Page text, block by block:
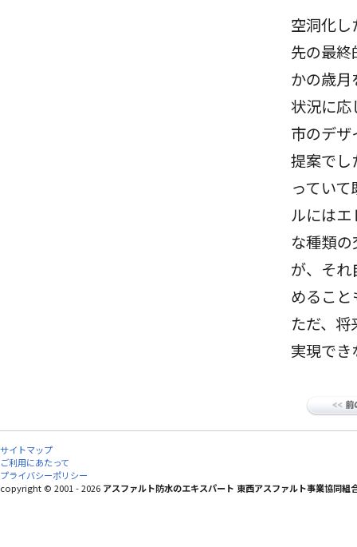
空洞化
先の最
かの歳
状況に応
市のデ
提案でし
ってい
ルには
な種類
が、そ
めるこ
ただ、
実現でき
サイトマップ
ご利用にあたって
プライバシーポリシー
copyright © 2001 - 2026 アスファルト防水のエキスパート 東西アスファルト事業協同組